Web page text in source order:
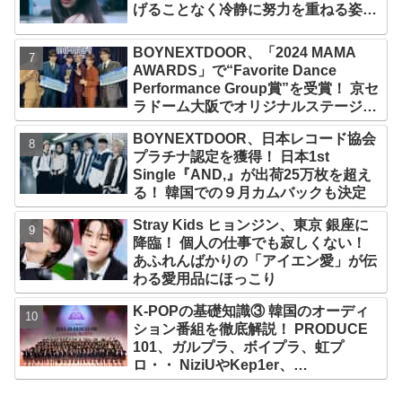
げることなく冷静に努力を重ねる姿に
BOYNEXTDOOR、「2024 MAMA
AWARDS」で“Favorite Dance
Performance Group賞”を受賞！ 京セ
ラドーム大阪でオリジナルステージパ
フォーマンス披露！ 卒業パーティーを
コンセプトにスーツで魅了【動画あ
り】
BOYNEXTDOOR、日本レコード協会
プラチナ認定を獲得！ 日本1st
Single『AND,』が出荷25万枚を超え
る！ 韓国での９月カムバックも決定
Stray Kids ヒョンジン、東京 銀座に
降臨！ 個人の仕事でも寂しくない！
あふれんばかりの「アイエン愛」が伝
わる愛用品にほっこり
K-POPの基礎知識③ 韓国のオーディ
ション番組を徹底解説！ PRODUCE
101、ガルプラ、ボイプラ、虹プ
ロ・・ NiziUやKep1er、
ZEROBASEONEら人気グループが